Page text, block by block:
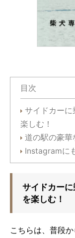
目次
サイドカーに
楽しむ！
道の駅の豪華
Instagramに
サイドカー
を楽しむ！
こちらは、普段